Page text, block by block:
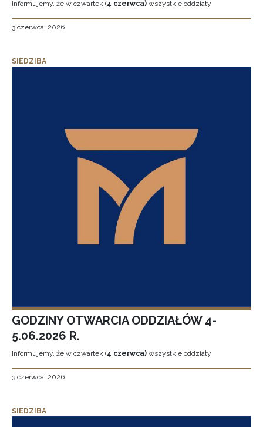
Informujemy, że w czwartek (4 czerwca) wszystkie oddziały
3 czerwca, 2026
SIEDZIBA
GODZINY OTWARCIA ODDZIAŁÓW 4-
5.06.2026 R.
Informujemy, że w czwartek (4 czerwca) wszystkie oddziały
3 czerwca, 2026
SIEDZIBA